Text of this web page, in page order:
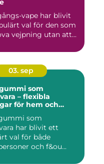
vape har blivit
val för den som
vejpning utan att...
03. sep
som
– flexibla
för hem och
som
har blivit ett
val för både
och f&ou...